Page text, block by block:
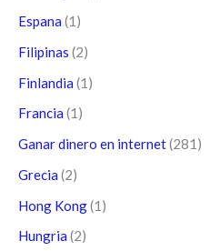
Espana (1)
Filipinas (2)
Finlandia (1)
Francia (1)
Ganar dinero en internet(281)
Grecia (2)
Hong Kong(1)
Hungria (2)